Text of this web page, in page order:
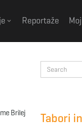
Reportaže
Brilej
e
Tabori